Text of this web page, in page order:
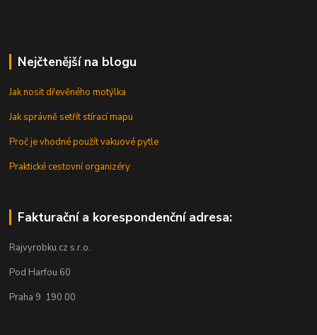
Nejčtenější na blogu
Jak nosit dřevěného motýlka
Jak správně setřít stírací mapu
Proč je vhodné použít vakuové pytle
Praktické cestovní organizéry
Fakturační a korespondenční adresa:
Rajvyrobku.cz s.r.o.
Pod Harfou 60
Praha 9 190 00